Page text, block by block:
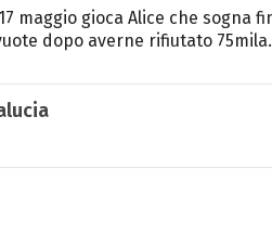
maggio gioca Alice che sogna
dopo averne rifiutato
del 1989, scrivo di sport,
primo romanzo.